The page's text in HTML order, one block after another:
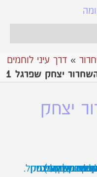
» דרך עיני לוחמים
יצחק שפרגל 1
יצחק